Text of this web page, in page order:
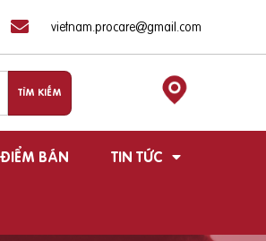
vietnam.procare@gmail.com
ĐIỂM BÁN TIN TỨC